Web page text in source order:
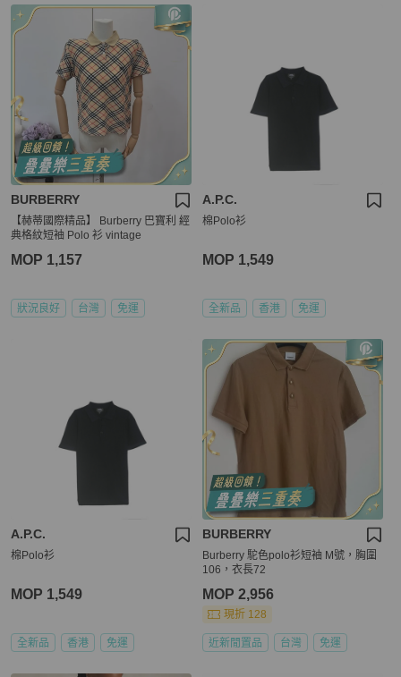
BURBERRY
【赫蒂國際精品】 Burberry 巴寶利 經
典格紋短袖 Polo 衫 vintage
MOP 1,157
狀況良好 台灣 免運
A.P.C.
棉Polo衫
MOP 1,549
全新品 香港 免運
A.P.C.
棉Polo衫
MOP 1,549
全新品 香港 免運
BURBERRY
Burberry 駝色polo衫短袖 M號，胸圍
106，衣長72
MOP 2,956
現折 128
近新閒置品 台灣 免運